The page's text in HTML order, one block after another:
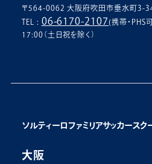
〒564-0062 大阪府吹田市垂水町3-
TEL : 06-6170-2107(携帯・
17:00（土日祝を除く）
ソルティーロファミリアサッカース
大阪